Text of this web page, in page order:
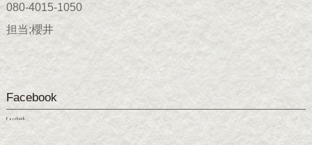
080-4015-1050
担当;櫻井
Facebook
Facebook